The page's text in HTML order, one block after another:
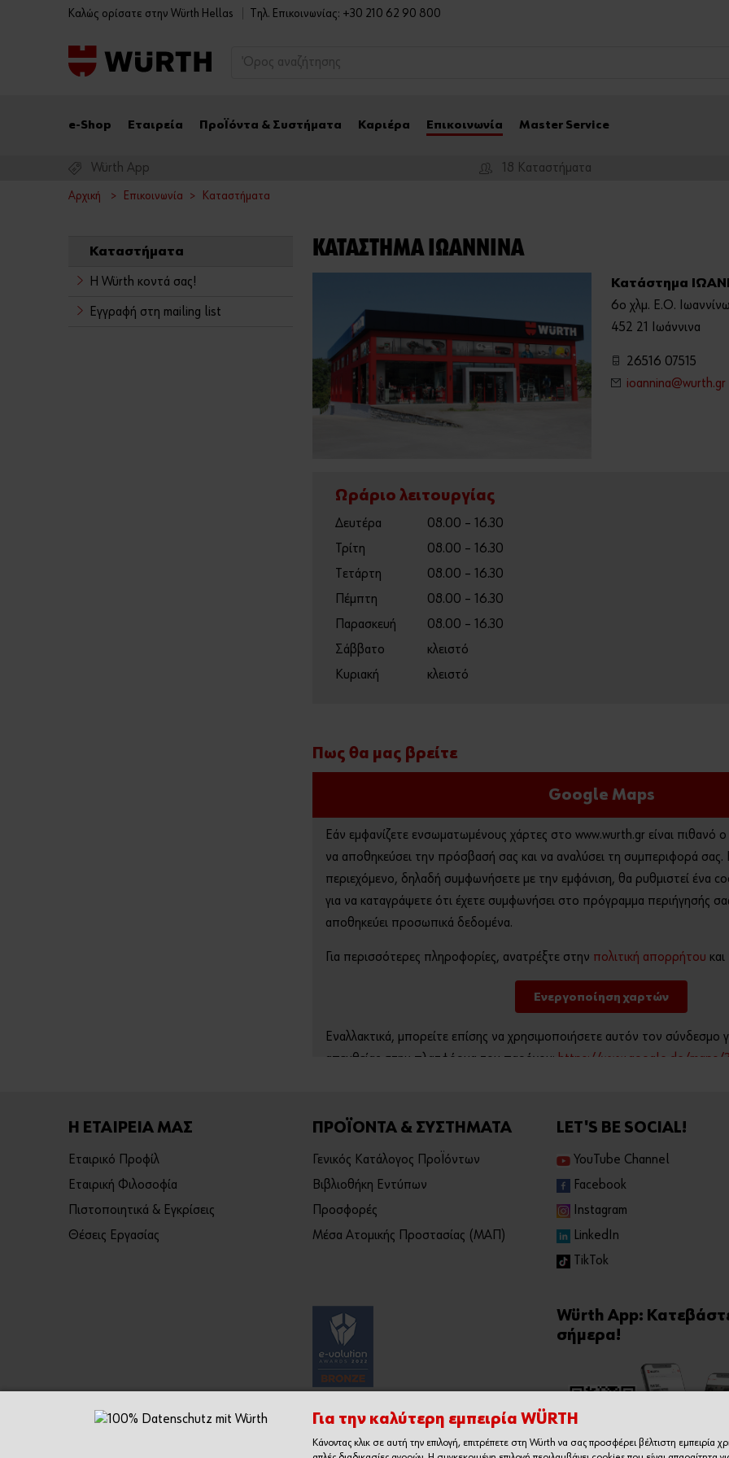
Καλώς ορίσατε στην Würth Hellas Tηλ. Επικοινωνίας: +30 210 62 90 800
e-Shop Εταιρεία Προϊόντα & Συστήματα Καριέρα Επικοινωνία Master Service
Würth App 18 Καταστήματα
Αρχική Επικοινωνία Καταστήματα
Καταστήματα
Η Würth κοντά σας!
Εγγραφή στη mailing list
ΚΑΤΆΣΤΗΜΑ ΙΩΑΝΝΙΝΑ
Κατάστημα
6ο χλμ. Ε.Ο.
452 21 Ιωάννινα
26516 07515
ioannina@wurth.gr
Ωράριο λειτουργίας
Δευτέρα
08.00 – 16.30
Τρίτη
08.00 – 16.30
Τετάρτη
08.00 – 16.30
Πέμπτη
08.00 – 16.30
Παρασκευή
08.00 – 16.30
Σάββατο
κλειστό
Κυριακή
κλειστό
Πως θα μας βρείτε
Google Maps
Εάν εμφανίζετε ενσωματωμένους χάρτες στο www.wurth.gr είναι
να αποθηκεύσει την πρόσβασή σας και να αναλύσει τη συμπεριφορά σας.
περιεχόμενο, δηλαδή συμφωνήσετε με την εμφάνιση, θα ρυθμιστεί ένα
για να καταγράψετε ότι έχετε συμφωνήσει στο πρόγραμμα περιήγησής
αποθηκεύει προσωπικά δεδομένα.
Για περισσότερες πληροφορίες, ανατρέξτε στην πολιτική απορρήτου
Ενεργοποίηση χαρτών
Εναλλακτικά, μπορείτε επίσης να χρησιμοποιήσετε αυτόν τον σύνδεσμο
απευθείας στην πλατφόρμα του παρόχου: https://www.google.de/maps/?
Η ΕΤΑΙΡΕΙΑ ΜΑΣ
Εταιρικό Προφίλ
Εταιρική Φιλοσοφία
Πιστοποιητικά & Εγκρίσεις
Θέσεις Εργασίας
ΠΡΟΪΟΝΤΑ & ΣΥΣΤΗΜΑΤΑ
Γενικός Κατάλογος Προϊόντων
Βιβλιοθήκη Εντύπων
Προσφορές
Μέσα Ατομικής Προστασίας (ΜΑΠ)
LET'S BE SOCIAL!
YouTube Channel
Facebook
Instagram
LinkedIn
TikTok
Würth App:
σήμερα!
Για την καλύτερη εμπειρία WÜRTH
Κάνοντας κλικ σε αυτή την επιλογή, επιτρέπετε στη Würth να σας προσφέρει βέλτιστη εμπειρία